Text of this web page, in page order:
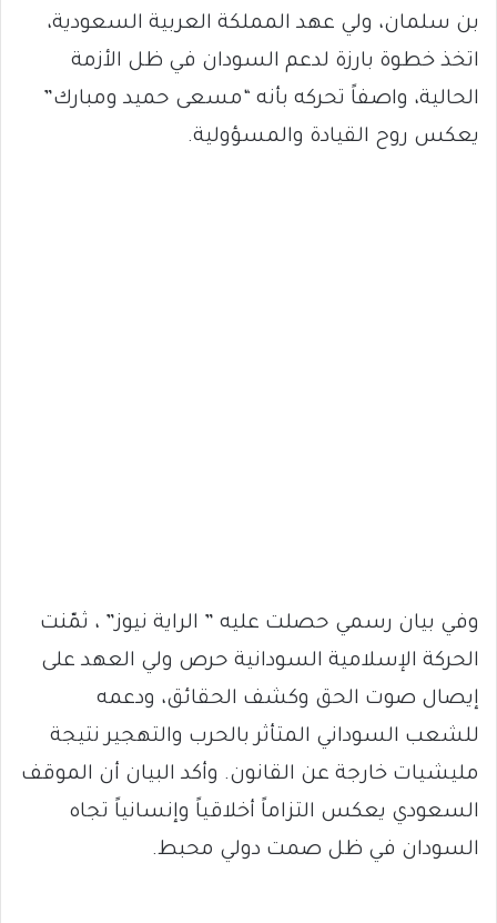
بن سلمان، ولي عهد المملكة العربية السعودية،
اتخذ خطوة بارزة لدعم السودان في ظل الأزمة
الحالية، واصفاً تحركه بأنه “مسعى حميد ومبارك”
يعكس روح القيادة والمسؤولية.
وفي بيان رسمي حصلت عليه ” الراية نيوز” ، ثمّنت
الحركة الإسلامية السودانية حرص ولي العهد على
إيصال صوت الحق وكشف الحقائق، ودعمه
للشعب السوداني المتأثر بالحرب والتهجير نتيجة
مليشيات خارجة عن القانون. وأكد البيان أن الموقف
السعودي يعكس التزاماً أخلاقياً وإنسانياً تجاه
السودان في ظل صمت دولي محبط.